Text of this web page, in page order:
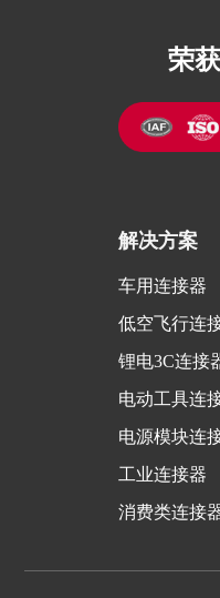
解决方案
车用连接器
低空飞行连
锂电3C连接
电动工具连
电源模块连
工业连接器
消费类连接
荣